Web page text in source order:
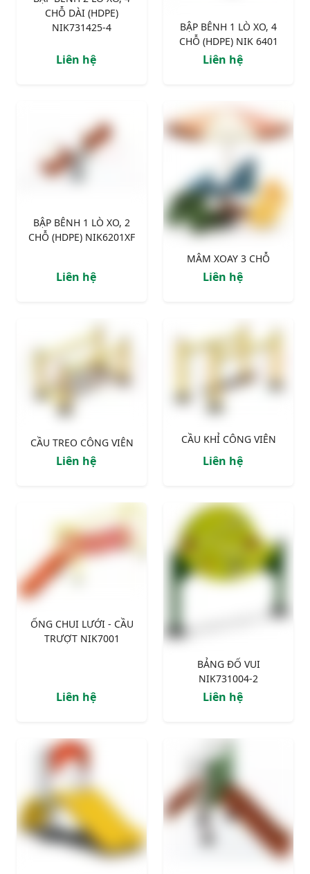
CHỖ DÀI (HDPE)
NIK731425-4
Liên hệ
BẬP BÊNH 1 LÒ XO, 4
CHỖ (HDPE) NIK 6401
Liên hệ
BẬP BÊNH 1 LÒ XO, 2
CHỖ (HDPE) NIK6201XF
Liên hệ
MÂM XOAY 3 CHỖ
Liên hệ
CẦU TREO CÔNG VIÊN
Liên hệ
CẦU KHỈ CÔNG VIÊN
Liên hệ
ỐNG CHUI LƯỚI - CẦU
TRƯỢT NIK7001
Liên hệ
BẢNG ĐỐ VUI
NIK731004-2
Liên hệ